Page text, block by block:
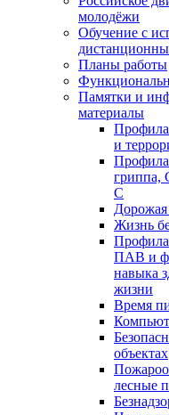
молодёжи
Обучение с
Планы работы
Памятки и
материалы
и
гриппа,
С
Дорожая
Жизнь
ПАВ и
навыка
жизни
Время
объектах
лесные